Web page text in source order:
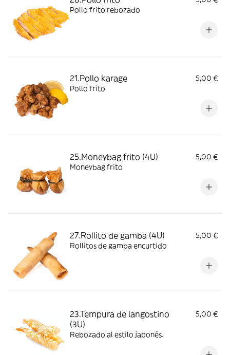
Pollo frito rebozado
21.Pollo karage
5,00 €
Pollo frito
25.Moneybag frito (4U)
5,00 €
Moneybag frito
27.Rollito de gamba (4U)
5,00 €
Rollitos de gamba encurtido
23.Tempura de langostino
(3U)
5,00 €
Rebozado al estilo japonés.